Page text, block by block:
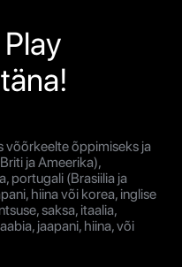
võõrkeelte õppimiseks ja
ja Ameerika),
portugali (Brasiilia ja
hiina või korea, inglise
saksa, itaalia,
jaapani, hiina, või